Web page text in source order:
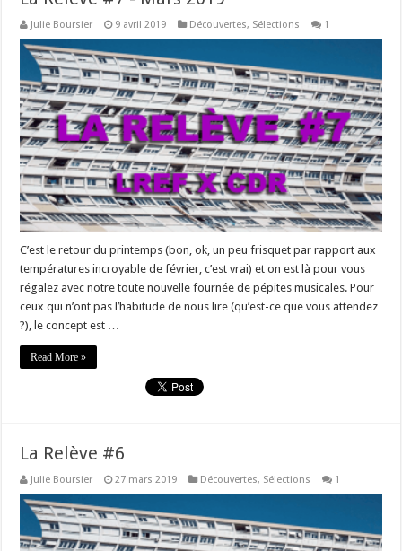
Julie Boursier 9 avril 2019 Découvertes, Sélections 1
C’est le retour du printemps (bon, ok, un peu frisquet par rapport aux
températures incroyable de février, c’est vrai) et on est là pour vous
régalez avec notre toute nouvelle fournée de pépites musicales. Pour
ceux qui n’ont pas l’habitude de nous lire (qu’est-ce que vous attendez
?), le concept est …
Read More »
La Relève #6
Julie Boursier 27 mars 2019 Découvertes, Sélections 1